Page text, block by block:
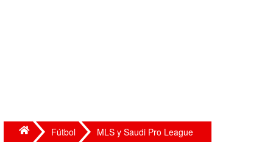
Fútbol MLS y Saudi Pro League